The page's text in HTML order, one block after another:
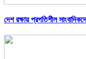
দেশ রক্ষায় প্রগতিশীল